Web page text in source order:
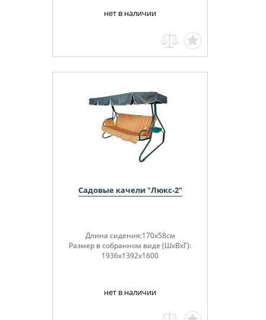
нет в наличии
Садовые качели "Люкс-2"
Длина сидения:170х58см
Размер в собранном виде (ШхВхГ):
1936х1392х1600
нет в наличии